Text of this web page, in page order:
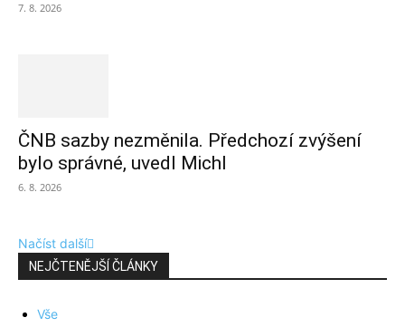
7. 8. 2026
ČNB sazby nezměnila. Předchozí zvýšení
bylo správné, uvedl Michl
6. 8. 2026
Načíst další
NEJČTENĚJŠÍ ČLÁNKY
Vše